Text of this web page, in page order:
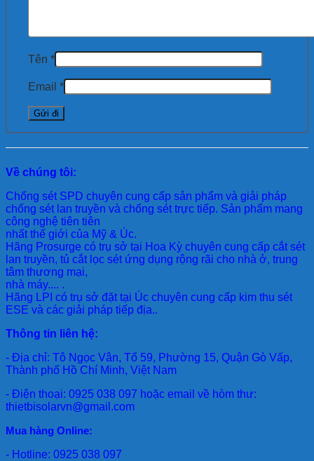
Tên *
Email *
Về chúng tôi:
Chống sét SPD chuyên cung cấp sản phẩm và giải pháp
chống sét lan truyền và chống sét trực tiếp. Sản phẩm mang
công nghệ tiên tiên
nhất thế giới của Mỹ & Úc.
Hãng Prosurge có trụ sở tại Hoa Kỳ chuyên cung cấp cắt sét
lan truyền, tủ cắt lọc sét ứng dụng rộng rãi cho nhà ở, trung
tâm thương mại,
nhà máy.... .
Hãng LPI có trụ sở đặt tại Úc chuyên cung cấp kim thu sét
ESE và các giải pháp tiếp địa..
Thông tin liên hệ:
- Địa chỉ: Tô Ngọc Vân, Tổ 59, Phường 15, Quận Gò Vấp,
Thành phố Hồ Chí Minh, Việt Nam
- Điện thoại: 0925 038 097 hoặc email về hòm thư:
thietbisolarvn@gmail.com
Mua hàng Online:
- Hotline: 0925 038 097